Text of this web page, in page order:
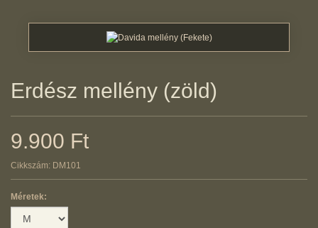
Erdész mellény (zöld)
9.900 Ft
Cikkszám: DM101
Méretek: